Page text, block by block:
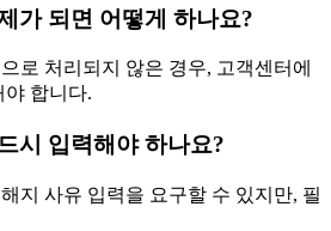
가 되면 어떻게 하나요?
로 처리되지 않은 경우, 고객센터에
야 합니다.
시 입력해야 하나요?
지 사유 입력을 요구할 수 있지만, 필